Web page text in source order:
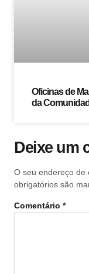
Oficinas de
da
Deixe um
O seu endereço de
obrigatórios são
Comentário *